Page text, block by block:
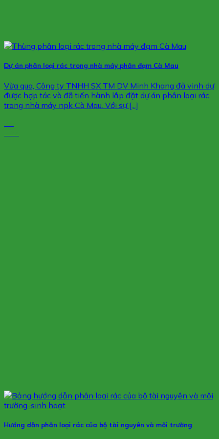
Dự án phân loại rác trong nhà máy phân đạm Cà Mau
Vừa qua, Công ty TNHH SX TM DV Minh Khang đã vinh dự
được hợp tác và đã tiến hành lắp đặt dự án phân loại rác
trong nhà máy npk Cà Mau. Với sự [...]
Hướng dẫn phân loại rác của bộ tài nguyên và môi trường